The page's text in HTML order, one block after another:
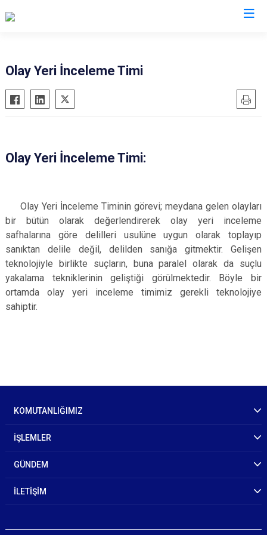
Olay Yeri İnceleme Timi
Olay Yeri İnceleme Timi:
Olay Yeri İnceleme Timinin görevi; meydana gelen olayları
bir bütün olarak değerlendirerek olay yeri inceleme
safhalarına göre delilleri usulüne uygun olarak toplayıp
sanıktan delile değil, delilden sanığa gitmektir. Gelişen
teknolojiyle birlikte suçların, buna paralel olarak da suçlu
yakalama tekniklerinin geliştiği görülmektedir. Böyle bir
ortamda olay yeri inceleme timimiz gerekli teknolojiye
sahiptir.
KOMUTANLIĞIMIZ
İŞLEMLER
GÜNDEM
İLETİŞİM